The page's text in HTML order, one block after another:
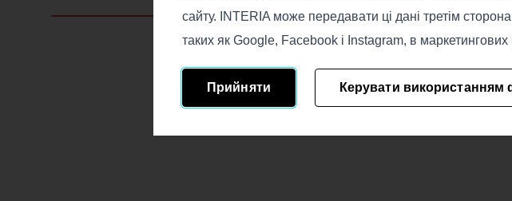
сайту. INTERIA може передавати ці дані третім
таких як Google, Facebook і Instagram, в маркетингових
Прийняти Керувати використанням